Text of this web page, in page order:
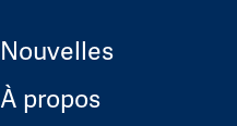
Nouvelles
À propos